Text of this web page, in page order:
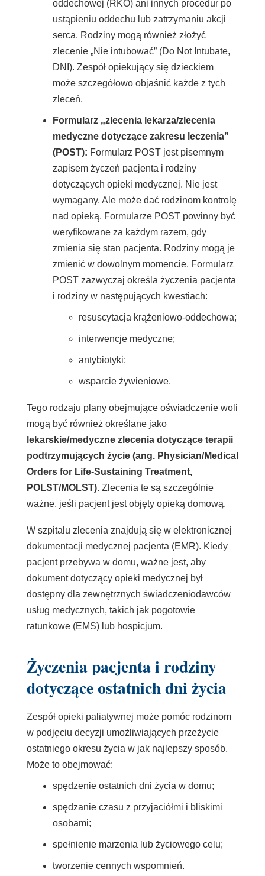
oddechowej (RKO) ani innych procedur po
ustąpieniu oddechu lub zatrzymaniu akcji
serca. Rodziny mogą również złożyć
zlecenie „Nie intubować” (Do Not Intubate,
DNI). Zespół opiekujący się dzieckiem
może szczegółowo objaśnić każde z tych
zleceń.
Formularz „zlecenia lekarza/zlecenia
medyczne dotyczące zakresu leczenia”
(POST): Formularz POST jest pisemnym
zapisem życzeń pacjenta i rodziny
dotyczących opieki medycznej. Nie jest
wymagany. Ale może dać rodzinom kontrolę
nad opieką. Formularze POST powinny być
weryfikowane za każdym razem, gdy
zmienia się stan pacjenta. Rodziny mogą je
zmienić w dowolnym momencie. Formularz
POST zazwyczaj określa życzenia pacjenta
i rodziny w następujących kwestiach:
resuscytacja krążeniowo-oddechowa;
interwencje medyczne;
antybiotyki;
wsparcie żywieniowe.
Tego rodzaju plany obejmujące oświadczenie woli
mogą być również określane jako
lekarskie/medyczne zlecenia dotyczące terapii
podtrzymujących życie (ang. Physician/Medical
Orders for Life-Sustaining Treatment,
POLST/MOLST). Zlecenia te są szczególnie
ważne, jeśli pacjent jest objęty opieką domową.
W szpitalu zlecenia znajdują się w elektronicznej
dokumentacji medycznej pacjenta (EMR). Kiedy
pacjent przebywa w domu, ważne jest, aby
dokument dotyczący opieki medycznej był
dostępny dla zewnętrznych świadczeniodawców
usług medycznych, takich jak pogotowie
ratunkowe (EMS) lub hospicjum.
Życzenia pacjenta i rodziny
dotyczące ostatnich dni życia
Zespół opieki paliatywnej może pomóc rodzinom
w podjęciu decyzji umożliwiających przeżycie
ostatniego okresu życia w jak najlepszy sposób.
Może to obejmować:
spędzenie ostatnich dni życia w domu;
spędzanie czasu z przyjaciółmi i bliskimi
osobami;
spełnienie marzenia lub życiowego celu;
tworzenie cennych wspomnień.